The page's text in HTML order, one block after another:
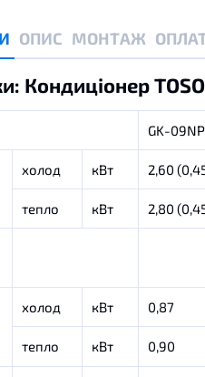
ОПИС МОНТАЖ
Кондиціонер
GK-
холод кВт 2,60
тепло кВт 2,80
холод кВт 0,87
тепло кВт 0,90